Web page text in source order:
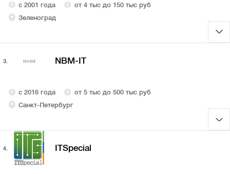
с 2001 года
от 4 тыс до 150 тыс руб
Зеленоград
3. NBM-IT
с 2016 года
от 5 тыс до 500 тыс руб
Санкт-Петербург
4. ITSpecial